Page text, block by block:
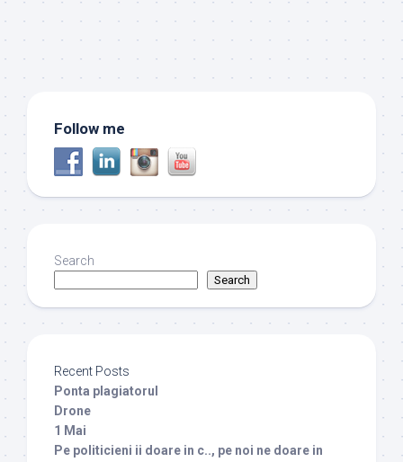
Follow me
Search
Search
Recent Posts
Ponta plagiatorul
Drone
1 Mai
Pe politicieni ii doare in c.., pe noi ne doare in